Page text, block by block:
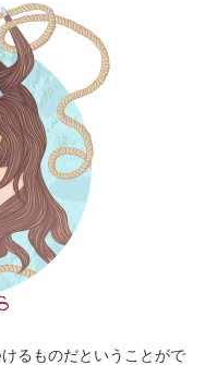
るものだということがで